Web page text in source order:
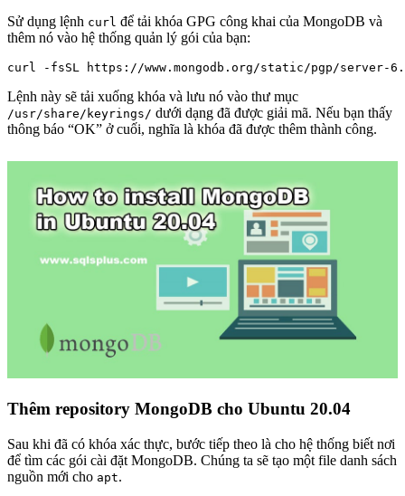
Sử dụng lệnh curl để tải khóa GPG công khai của MongoDB và
thêm nó vào hệ thống quản lý gói của bạn:
Lệnh này sẽ tải xuống khóa và lưu nó vào thư mục
/usr/share/keyrings/ dưới dạng đã được giải mã. Nếu bạn thấy
thông báo “OK” ở cuối, nghĩa là khóa đã được thêm thành công.
Thêm repository MongoDB cho Ubuntu 20.04
Sau khi đã có khóa xác thực, bước tiếp theo là cho hệ thống biết nơi
để tìm các gói cài đặt MongoDB. Chúng ta sẽ tạo một file danh sách
nguồn mới cho apt.